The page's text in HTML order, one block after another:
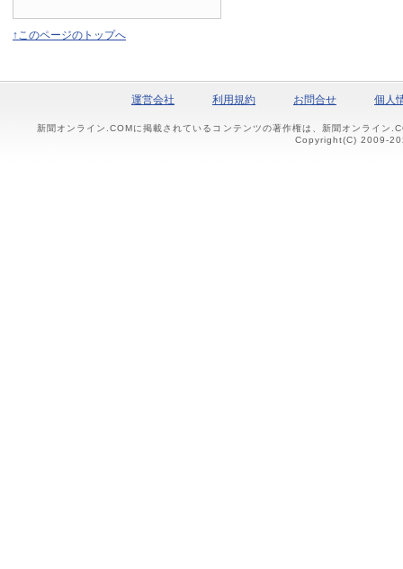
↑このページのトップへ
運営会社 利用規約 お問合せ 個人
新聞オンライン.COMに掲載されているコンテンツの著作権は、新聞オンライン
Copyright(C) 2009-